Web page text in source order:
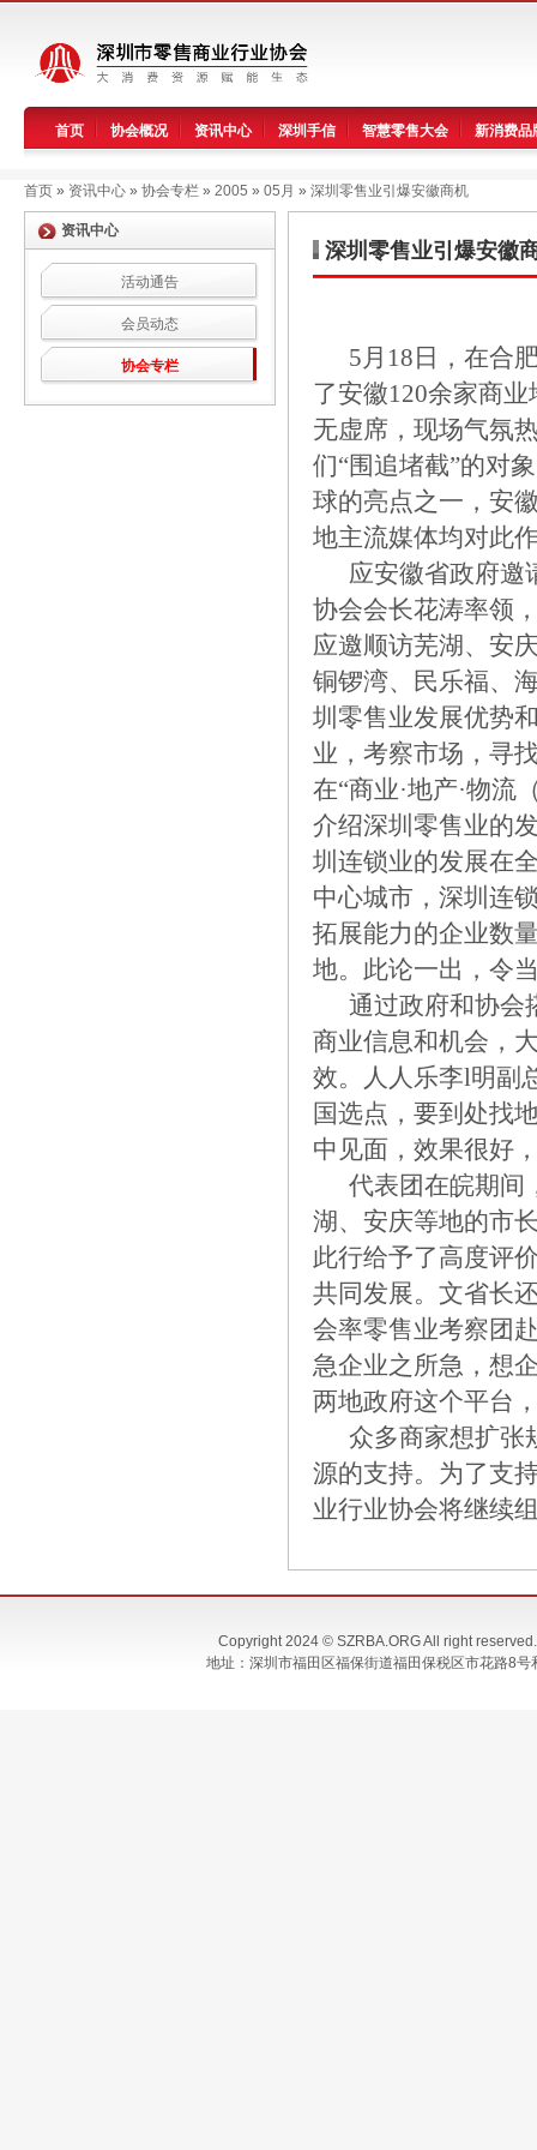
首页 协会概况 资讯中心 深圳手信 智慧零售大会 新消费品
首页 » 资讯中心 » 协会专栏 » 2005 » 05月 » 深圳零售业引爆安徽商机
资讯中心
活动通告
会员动态
协会专栏
深圳零售业引爆安徽
5月18日，在合肥
了安徽120余家商
无虚席，现场气氛
们“围追堵截”的对
球的亮点之一，安
地主流媒体均对此
应安徽省政府邀
协会会长花涛率领
应邀顺访芜湖、安
铜锣湾、民乐福、
圳零售业发展优势
业，考察市场，寻
在“商业·地产·物流
介绍深圳零售业的
圳连锁业的发展在
中心城市，深圳连
拓展能力的企业数
地。此论一出，令
通过政府和协会
商业信息和机会，
效。人人乐李l明副
国选点，要到处找
中见面，效果很好
代表团在皖期间
湖、安庆等地的市
此行给予了高度评
共同发展。文省长
会率零售业考察团
急企业之所急，想
两地政府这个平台
众多商家想扩张
源的支持。为了支
业行业协会将继续
Copyright 2024 © SZRBA.ORG All right
地址：深圳市福田区福保街道福田保税区市花路8